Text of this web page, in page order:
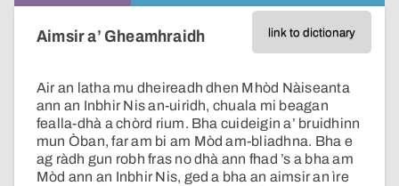
link to dictionary
Aimsir a’ Gheamhraidh
Air an latha mu dheireadh dhen Mhòd Nàiseanta
ann an Inbhir Nis an-uiridh, chuala mi beagan
fealla-dhà a chòrd rium. Bha cuideigin a’ bruidhinn
mun Òban, far am bi am Mòd am-bliadhna. Bha e
ag ràdh gun robh fras no dhà ann fhad ’s a bha am
Mòd ann an Inbhir Nis, ged a bha an aimsir an ìre